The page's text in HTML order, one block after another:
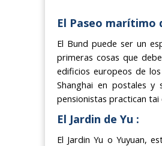
El Paseo marítimo
El Bund puede ser un
primeras cosas que
edificios europeos de
Shanghai en postales
pensionistas practican
El Jardin de Yu :
El Jardin Yu o Yuyuan,